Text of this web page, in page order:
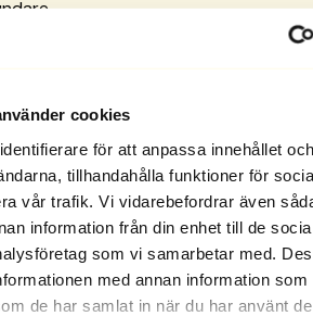
cookies
för att anpassa innehållet och
tillhandahålla funktioner för
vår trafik. Vi vidarebefordrar även
information från din enhet till de
som vi samarbetar med.
med annan information som
de har samlat in när du har använt
känns lättare igen i hyllan.
har vi byggt upp ett
med omfattande erfarenhet
och marknadsföring. Vi har
långa samarbeten med
bland annat lager, logistik, it-